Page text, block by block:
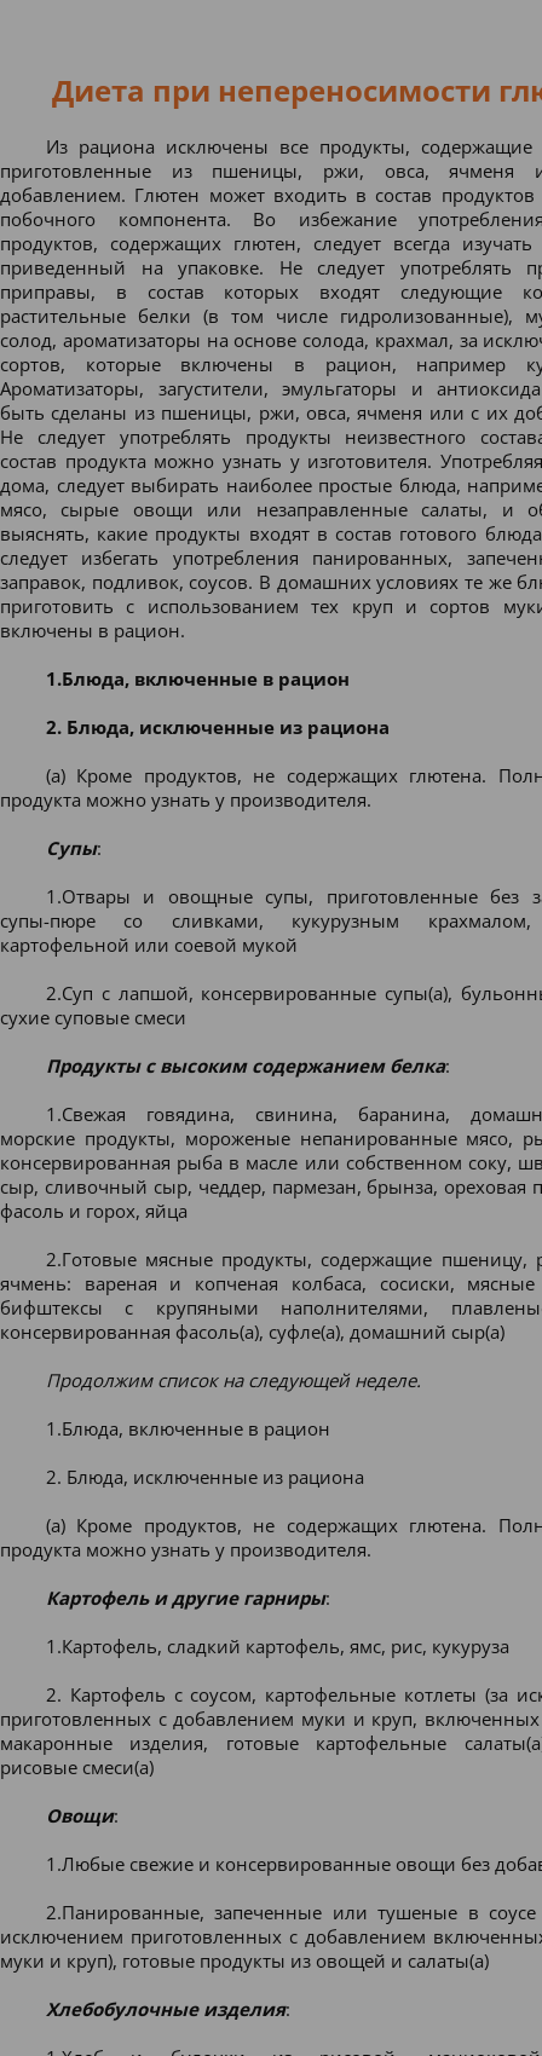
Диета при непереносимости
Из рациона исключены все продукты,
приготовленные из пшеницы, ржи, овса,
добавлением. Глютен может входить в состав продуктов
побочного компонента. Во избежание
продуктов, содержащих глютен, следует всегда изучать
приведенный на упаковке. Не следует употреблять
приправы, в состав которых входят следующие
растительные белки (в том числе гидролизованные),
солод, ароматизаторы на основе солода, крахмал, за
сортов, которые включены в рацион, например
Ароматизаторы, загустители, эмульгаторы и
быть сделаны из пшеницы, ржи, овса, ячменя или с их
Не следует употреблять продукты неизвестного
состав продукта можно узнать у изготовителя.
дома, следует выбирать наиболее простые блюда,
мясо, сырые овощи или незаправленные салаты, и
выяснять, какие продукты входят в состав готового
следует избегать употребления панированных,
заправок, подливок, соусов. В домашних условиях те же
приготовить с использованием тех круп и сортов
включены в рацион.
1.Блюда, включенные в рацион
2. Блюда, исключенные из рациона
(а) Кроме продуктов, не содержащих глютена.
продукта можно узнать у производителя.
Супы:
1.Отвары и овощные супы, приготовленные без
супы-пюре со сливками, кукурузным крахмалом,
картофельной или соевой мукой
2.Суп с лапшой, консервированные супы(а),
сухие суповые смеси
Продукты с высоким содержанием белка:
1.Свежая говядина, свинина, баранина,
морские продукты, мороженые непанированные мясо,
консервированная рыба в масле или собственном соку,
сыр, сливочный сыр, чеддер, пармезан, брынза, ореховая
фасоль и горох, яйца
2.Готовые мясные продукты, содержащие пшеницу,
ячмень: вареная и копченая колбаса, сосиски,
бифштексы с крупяными наполнителями,
консервированная фасоль(а), суфле(а), домашний сыр(а)
Продолжим список на следующей неделе.
1.Блюда, включенные в рацион
2. Блюда, исключенные из рациона
(а) Кроме продуктов, не содержащих глютена.
продукта можно узнать у производителя.
Картофель и другие гарниры:
1.Картофель, сладкий картофель, ямс, рис, кукуруза
2. Картофель с соусом, картофельные котлеты (за
приготовленных с добавлением муки и круп,
макаронные изделия, готовые картофельные
рисовые смеси(а)
Овощи:
1.Любые свежие и консервированные овощи без
2.Панированные, запеченные или тушеные в
исключением приготовленных с добавлением
муки и круп), готовые продукты из овощей и салаты(а)
Хлебобулочные изделия: